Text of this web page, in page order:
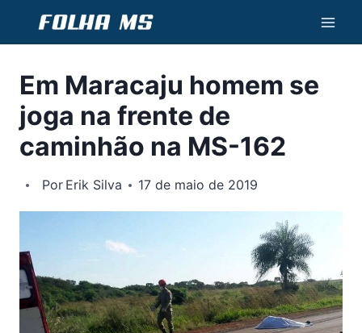
Conteúdo
Em Maracaju homem se
joga na frente de
caminhão na MS-162
Por Erik Silva 17 de maio de 2019